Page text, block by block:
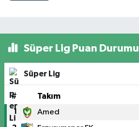
Süper Lig Puan Durumu
Süper Lig
# Takım
1 Amed